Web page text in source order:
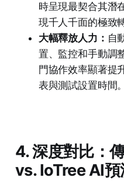
時呈現最契合其潛
現千人千面的極致
大幅釋放人力： 自
置、監控和手動調
門協作效率顯著提
表與測試設置時間。
4. 深度對比：
vs. IoTree AI